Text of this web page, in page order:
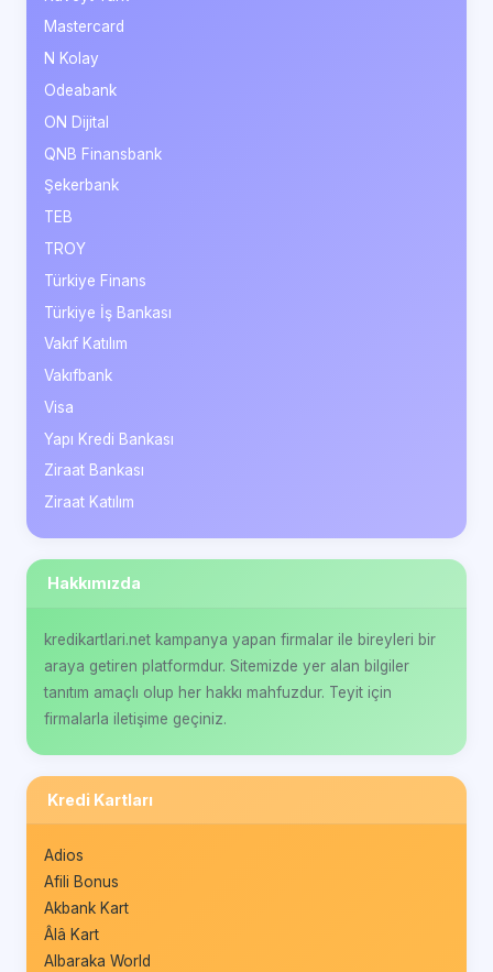
Mastercard
N Kolay
Odeabank
ON Dijital
QNB Finansbank
Şekerbank
TEB
TROY
Türkiye Finans
Türkiye İş Bankası
Vakıf Katılım
Vakıfbank
Visa
Yapı Kredi Bankası
Ziraat Bankası
Ziraat Katılım
Hakkımızda
kredikartlari.net kampanya yapan firmalar ile bireyleri bir
araya getiren platformdur. Sitemizde yer alan bilgiler
tanıtım amaçlı olup her hakkı mahfuzdur. Teyit için
firmalarla iletişime geçiniz.
Kredi Kartları
Adios
Afili Bonus
Akbank Kart
Âlâ Kart
Albaraka World